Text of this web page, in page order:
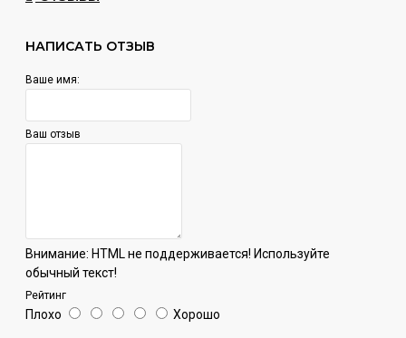
Wild - тяжелая.
НАПИСАТЬ ОТЗЫВ
Ваше имя:
Ваш отзыв
Внимание: HTML не поддерживается! Используйте
обычный текст!
Рейтинг
Плохо Хорошо